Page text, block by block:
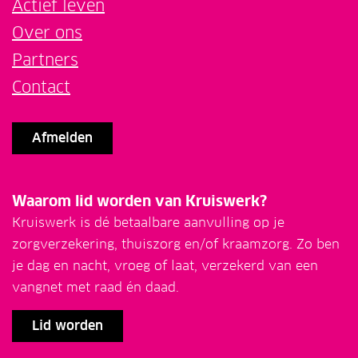
Actief leven
Over ons
Partners
Contact
Afmelden
Waarom lid worden van Kruiswerk?
Kruiswerk is dé betaalbare aanvulling op je
zorgverzekering, thuiszorg en/of kraamzorg. Zo ben
je dag en nacht, vroeg of laat, verzekerd van een
vangnet met raad én daad.
Lid worden